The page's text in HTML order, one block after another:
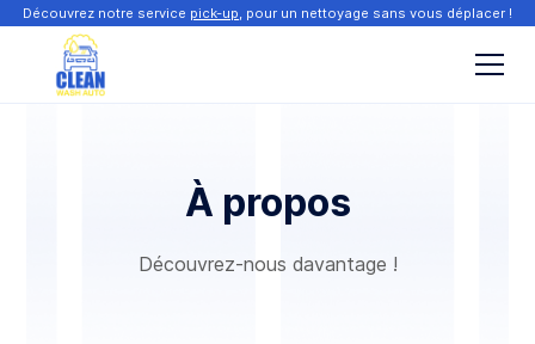
Découvrez notre service pick-up, pour un nettoyage sans vous déplacer !
À propos
Découvrez-nous davantage !